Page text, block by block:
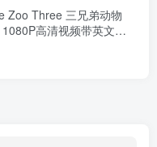
Zoo Three 三兄弟动物
高清视频带英文字